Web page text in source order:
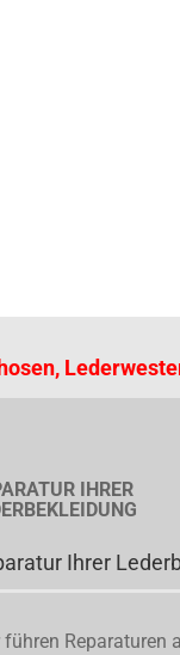
IHRER
Ihrer
führen Reparaturen